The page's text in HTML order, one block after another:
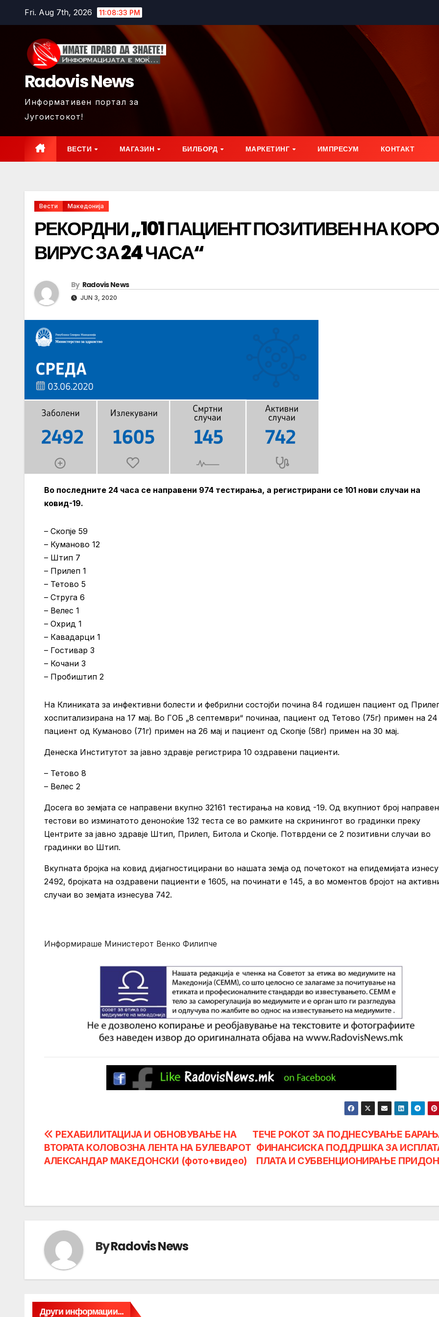
Fri. Aug 7th, 2026 11:08:35 PM
Radovis News
Информативен портал за
Југоистокот!
ВЕСТИ МАГАЗИН БИЛБОРД МАРКЕТИНГ ИМПРЕСУМ КОНТАКТ
Вести Македонија
РЕКОРДНИ „101 ПАЦИЕНТ ПОЗИТИВЕН НА
ВИРУС ЗА 24 ЧАСА“
By Radovis News
JUN 3, 2020
Во последните 24 часа се направени 974 тестирања, а регистрирани се 101 нови случаи на
ковид-19.
– Скопје 59
– Куманово 12
– Штип 7
– Прилеп 1
– Тетово 5
– Струга 6
– Велес 1
– Охрид 1
– Кавадарци 1
– Гостивар 3
– Кочани 3
– Пробиштип 2
На Клиниката за инфективни болести и фебрилни состојби почина 84 годишен пациент од
хоспитализирана на 17 мај. Во ГОБ „8 септември“ починаа, пациент од Тетово (75г) примен на 24
пациент од Куманово (71г) примен на 26 мај и пациент од Скопје (58г) примен на 30 мај.
Денеска Институтот за јавно здравје регистрира 10 оздравени пациенти.
– Тетово 8
– Велес 2
Досега во земјата се направени вкупно 32161 тестирања на ковид -19. Од вкупниот број
тестови во изминатото деноноќие 132 теста се во рамките на скринингот во градинки преку
Центрите за јавно здравје Штип, Прилеп, Битола и Скопје. Потврдени се 2 позитивни случаи во
градинки во Штип.
Вкупната бројка на ковид дијагностицирани во нашата земја од почетокот на епидемијата
2492, бројката на оздравени пациенти е 1605, на починати е 145, а во моментов бројот на
случаи во земјата изнесува 742.
Информираше Министерот Венко Филипче
Post
navigation
ТЕЧЕ РОКОТ ЗА ПОДНЕСУВАЊЕ
ФИНАНСИСКА ПОДДРШКА ЗА
ПЛАТА И СУБВЕНЦИОНИРАЊЕ
РЕХАБИЛИТАЦИЈА И ОБНОВУВАЊЕ НА
ВТОРАТА КОЛОВОЗНА ЛЕНТА НА БУЛЕВАРОТ
АЛЕКСАНДАР МАКЕДОНСКИ (фото+видео)
ByRadovis News
Други информации...